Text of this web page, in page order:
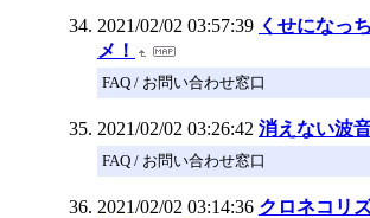
2021/02/02 03:57:39 くせになっ
メ！
FAQ / お問い合わせ窓口
2021/02/02 03:26:42 消えない波
FAQ / お問い合わせ窓口
2021/02/02 03:14:36 クロネコリ